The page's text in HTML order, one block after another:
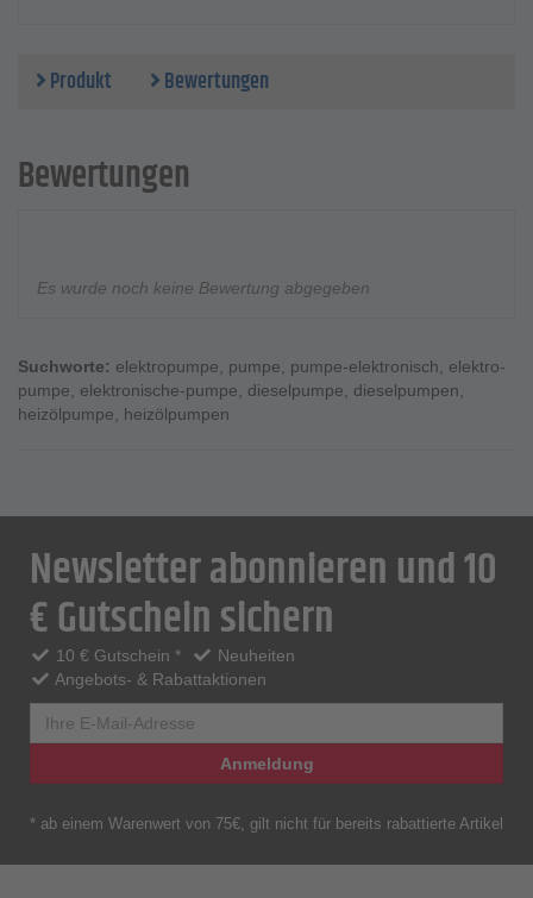
Produkt Bewertungen
Bewertungen
Es wurde noch keine Bewertung abgegeben
Suchworte: elektropumpe, pumpe, pumpe-elektronisch, elektro-
pumpe, elektronische-pumpe, dieselpumpe, dieselpumpen,
heizölpumpe, heizölpumpen
Newsletter abonnieren und 10
€ Gutschein sichern
10 € Gutschein *
Neuheiten
Angebots- & Rabattaktionen
Anmeldung
* ab einem Warenwert von 75€, gilt nicht für bereits rabattierte Artikel